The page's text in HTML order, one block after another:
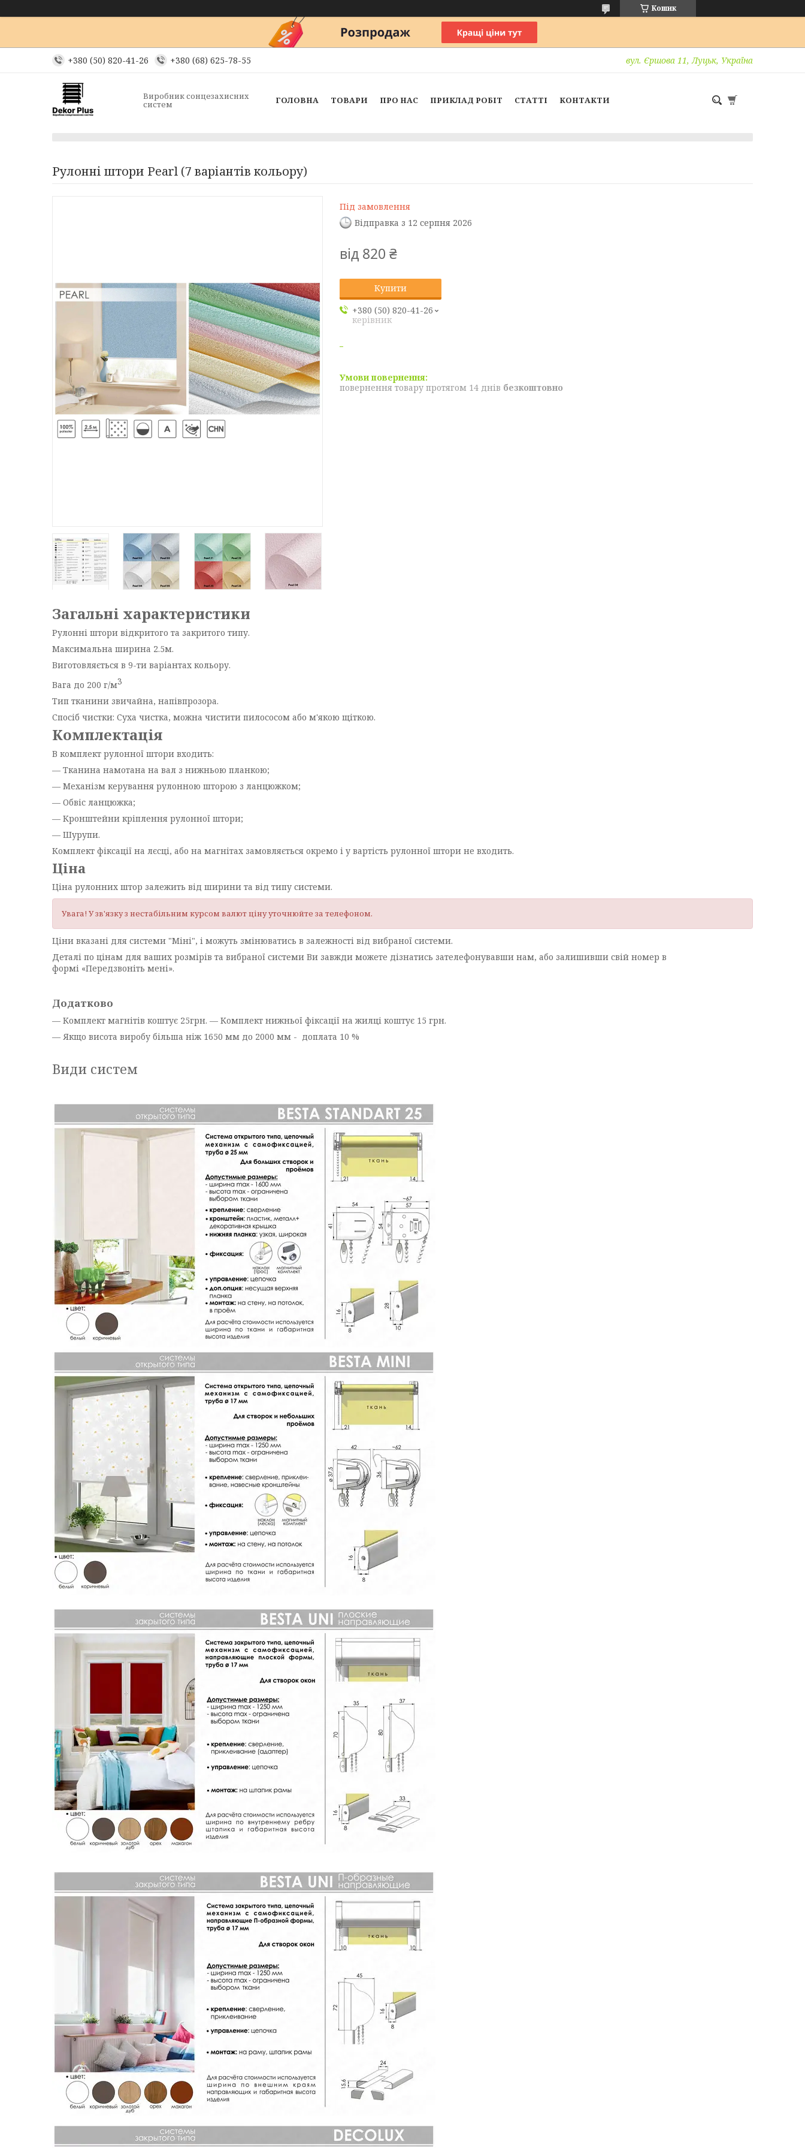
Кошик
+380 (50) 820-41-26 +380 (68) 625-78-55 вул. Єршова 11, Луцьк, Україна
Виробник сонцезахисних
систем ГОЛОВНА ТОВАРИ ПРО НАС ПРИКЛАД РОБІТ СТАТТІ КОНТАКТИ
Рулонні штори Pearl (7 варіантів кольору)
Під замовлення
Відправка з 12 серпня 2026
від 820 ₴
Купити
+380 (50) 820-41-26
керівник
повернення товару протягом 14 днів безкоштовно
Загальні характеристики
Рулонні штори відкритого та закритого типу.
Максимальна ширина 2.5м.
Виготовляється в 9-ти варіантах кольору.
Вага до 200 г/м3
Тип тканини звичайна, напівпрозора.
Спосіб чистки: Суха чистка, можна чистити пилососом або м'якою щіткою.
Комплектація
В комплект рулонної штори входить:
— Тканина намотана на вал з нижньою планкою;
— Механізм керування рулонною шторою з ланцюжком;
— Обвіс ланцюжка;
— Кронштейни кріплення рулонної штори;
— Шурупи.
Комплект фіксації на лєсці, або на магнітах замовляється окремо і у вартість рулонної штори не входить.
Ціна
Ціна рулонних штор залежить від ширини та від типу системи.
Увага! У зв'язку з нестабільним курсом валют ціну уточнюйте за телефоном.
Ціни вказані для системи "Міні", і можуть змінюватись в залежності від вибраної системи.
Деталі по цінам для ваших розмірів та вибраної системи Ви завжди можете дізнатись зателефонувавши нам, або залишивши свій номер в
формі «Передзвоніть мені».
Додатково
— Комплект магнітів коштує 25грн. — Комплект нижньої фіксації на жилці коштує 15 грн.
— Якщо висота виробу більша ніж 1650 мм до 2000 мм - доплата 10 %
Види систем